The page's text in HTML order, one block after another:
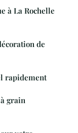
à La Rochelle
de
rapidement
grain